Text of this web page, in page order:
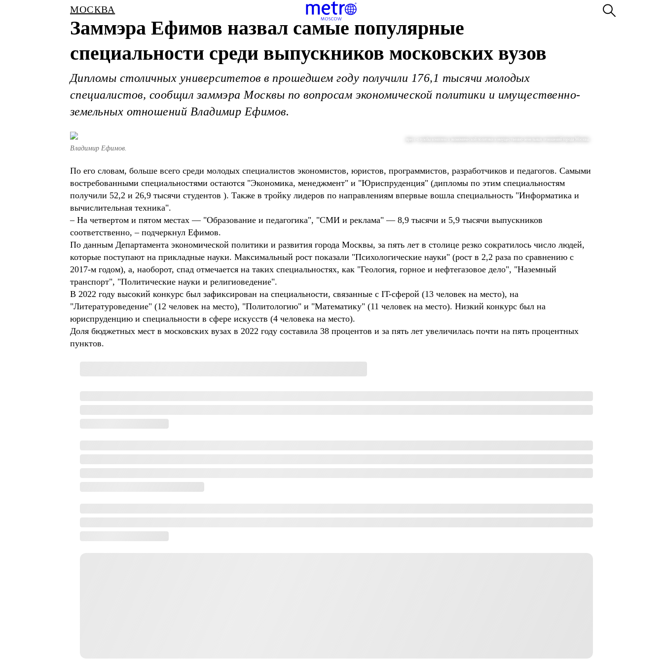
МОСКВА
Заммэра Ефимов назвал самые популярные
специальности среди выпускников московских вузов
Дипломы столичных университетов в прошедшем году получили 176,1 тысячи молодых
специалистов, сообщил заммэра Москвы по вопросам экономической политики и имущественно-
земельных отношений Владимир Ефимов.
пресс-службы комплекса экономической политики и имущественно-земельных отношений города Москвы
Владимир Ефимов.
По его словам, больше всего среди молодых специалистов экономистов, юристов, программистов, разработчиков и педагогов. Самыми
востребованными специальностями остаются "Экономика, менеджмент" и "Юриспруденция" (дипломы по этим специальностям
получили 52,2 и 26,9 тысячи студентов ). Также в тройку лидеров по направлениям впервые вошла специальность "Информатика и
вычислительная техника".
– На четвертом и пятом местах — "Образование и педагогика", "СМИ и реклама" — 8,9 тысячи и 5,9 тысячи выпускников
соответственно, – подчеркнул Ефимов.
По данным Департамента экономической политики и развития города Москвы, за пять лет в столице резко сократилось число людей,
которые поступают на прикладные науки. Максимальный рост показали "Психологические науки" (рост в 2,2 раза по сравнению с
2017-м годом), а, наоборот, спад отмечается на таких специальностях, как "Геология, горное и нефтегазовое дело", "Наземный
транспорт", "Политические науки и религиоведение".
В 2022 году высокий конкурс был зафиксирован на специальности, связанные с IT-сферой (13 человек на место), на
"Литературоведение" (12 человек на место), "Политологию" и "Математику" (11 человек на место). Низкий конкурс был на
юриспруденцию и специальности в сфере искусств (4 человека на место).
Доля бюджетных мест в московских вузах в 2022 году составила 38 процентов и за пять лет увеличилась почти на пять процентных
пунктов.